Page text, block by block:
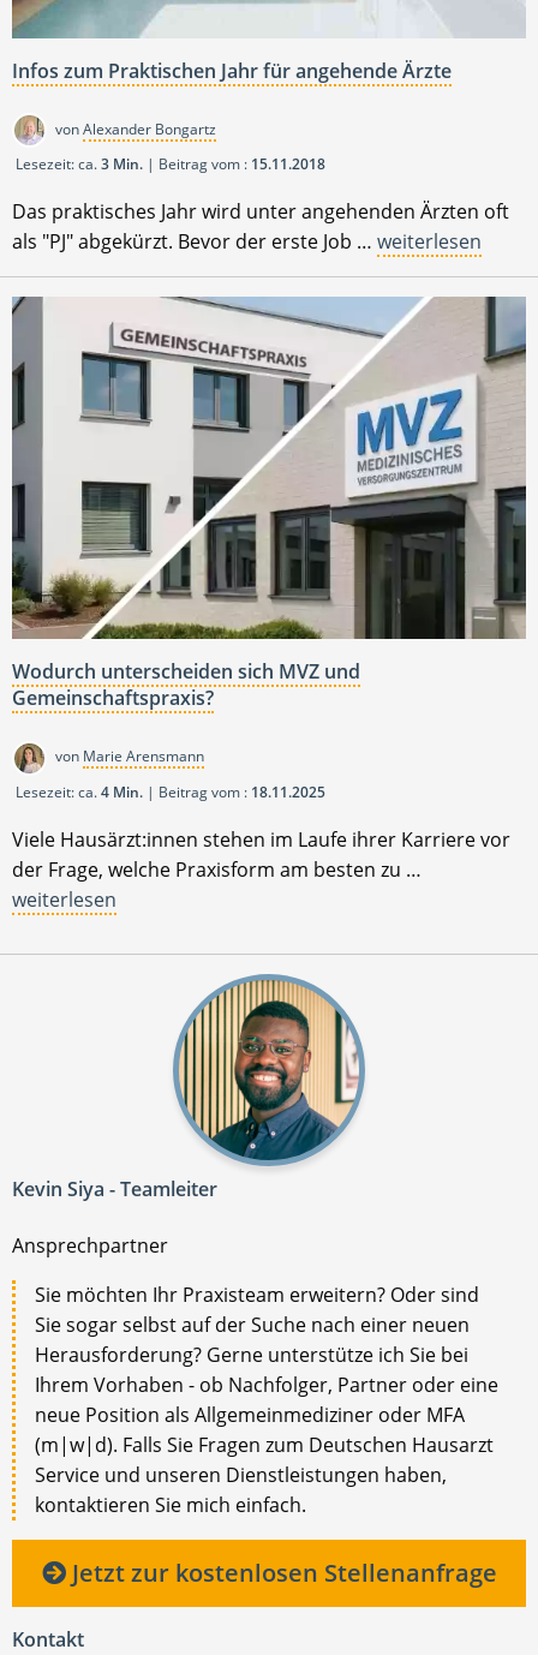
Infos zum Praktischen Jahr für angehende Ärzte
vonAlexander Bongartz
Lesezeit: ca.3 Min. | Beitrag vom : 15.11.2018
Das praktisches Jahr wird unter angehenden Ärzten oft
als "PJ" abgekürzt. Bevor der erste Job … weiterlesen
Wodurch unterscheiden sich MVZ und
Gemeinschaftspraxis?
von Marie Arensmann
Lesezeit: ca.4 Min. | Beitrag vom : 18.11.2025
Viele Hausärzt:innen stehen im Laufe ihrer Karriere vor
der Frage, welche Praxisform am besten zu …
weiterlesen
Kevin Siya - Teamleiter
Ansprechpartner
Sie möchten Ihr Praxisteam erweitern? Oder sind
Sie sogar selbst auf der Suche nach einer neuen
Herausforderung? Gerne unterstütze ich Sie bei
Ihrem Vorhaben - ob Nachfolger, Partner oder eine
neue Position als Allgemeinmediziner oder MFA
(m|w|d). Falls Sie Fragen zum Deutschen Hausarzt
Service und unseren Dienstleistungen haben,
kontaktieren Sie mich einfach.
Jetzt zur kostenlosen Stellenanfrage
Kontakt